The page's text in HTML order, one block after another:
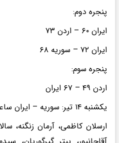
پنجره دوم:
ایران ۶۰ – اردن ۷۳
ایران ۷۲ – سوریه ۶۸
پنجره سوم:
اردن ۴۹ – ۶۷ ایران
یکشنبه ۱۴ تیر: سوریه – ایران ساعت ۱۷:۰۰ (میزبان اردن)
ارسلان کاظمی، آرمان زنگنه،